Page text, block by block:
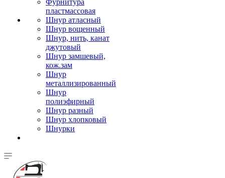
Фурнитура
пластмассовая
Шнур атласный
Шнур вощенный
Шнур, нить, канат
джутовый
Шнур замшевый,
кож.зам
Шнур
металлизированный
Шнур
полиэфирный
Шнур разный
Шнур хлопковый
Шнурки